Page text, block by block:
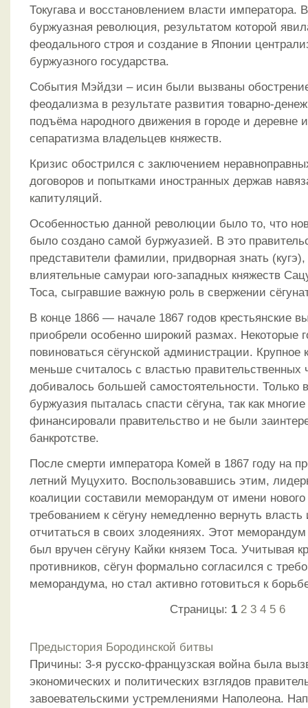
Токугава и восстановлением власти
буржуазная революция, результатом которой
феодального строя и создание в Японии
буржуазного государства.
События Мэйдзи – исин были вызваны
феодализма в результате развития товарно-
подъёма народного движения в городе и деревне
сепаратизма владельцев княжеств.
Кризис обострился с заключением
договоров и попытками иностранных держав
капитуляций.
Особенностью данной революции было то, что
было создано самой буржуазией. В это
представители фамилии, придворная знать
влиятельные самураи юго-западных княжеств
Тоса, сыгравшие важную роль в свержении
В конце 1866 — начале 1867 годов крестьянские
приобрели особенно широкий размах. Некоторые
повиноваться сёгунской администрации. Крупное
меньше считалось с властью правительственных
добивалось большей самостоятельности. Только
буржуазия пыталась спасти сёгуна, так как
финансировали правительство и не были
банкротстве.
После смерти императора Комей в 1867 году на
летний Муцухито. Воспользовавшись этим,
коалиции составили меморандум от имени
требованием к сёгуну немедленно вернуть
отчитаться в своих злодеяниях. Этот меморандум
был вручен сёгуну Кайки князем Тоса. Учитывая
противников, сёгун формально согласился с
меморандума, но стал активно готовиться к
Страницы: 1 2 3 4 5 6
Предыстория Бородинской битвы
Причины: 3-я русско-французская война была
экономических и политических взглядов
завоевательскими устремлениями Наполеона.